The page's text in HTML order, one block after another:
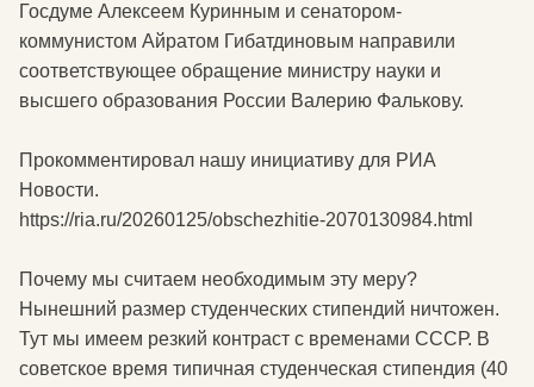
Госдуме Алексеем Куринным и сенатором-
коммунистом Айратом Гибатдиновым направили
соответствующее обращение министру науки и
высшего образования России Валерию Фалькову.
Прокомментировал нашу инициативу для РИА
Новости.
https://ria.ru/20260125/obschezhitie-2070130984.html
Почему мы считаем необходимым эту меру?
Нынешний размер студенческих стипендий ничтожен.
Тут мы имеем резкий контраст с временами СССР. В
советское время типичная студенческая стипендия (40